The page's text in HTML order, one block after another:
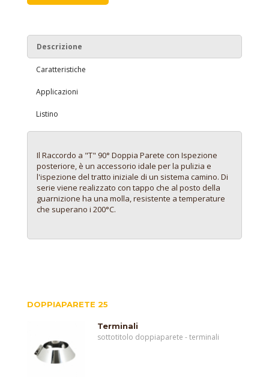
Descrizione
Caratteristiche
Applicazioni
Listino
Il Raccordo a "T" 90° Doppia Parete con Ispezione
posteriore, è un accessorio idale per la pulizia e
l'ispezione del tratto iniziale di un sistema camino. Di
serie viene realizzato con tappo che al posto della
guarnizione ha una molla, resistente a temperature
che superano i 200°C.
DOPPIAPARETE 25
Terminali
sottotitolo doppiaparete - terminali